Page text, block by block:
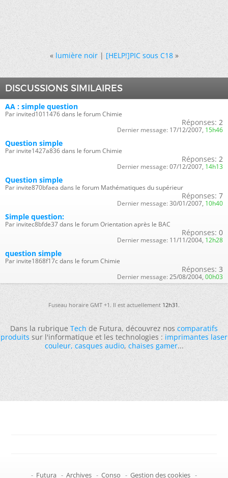
« lumière noir|[HELP!]PIC sous C18 »
DISCUSSIONS SIMILAIRES
AA : simple question
Par invited1011476 dans le forum Chimie
Réponses: 2
Dernier message: 17/12/2007, 15h46
Question simple
Par invite1427a836 dans le forum Chimie
Réponses: 2
Dernier message: 07/12/2007, 14h13
Question simple
Par invite870bfaea dans le forum Mathématiques du supérieur
Réponses: 7
Dernier message: 30/01/2007, 10h40
Simple question:
Par invitec8bfde37 dans le forum Orientation après le BAC
Réponses: 0
Dernier message: 11/11/2004, 12h28
question simple
Par invite1868f17c dans le forum Chimie
Réponses: 3
Dernier message: 25/08/2004, 00h03
Fuseau horaire GMT +1. Il est actuellement12h31.
Dans la rubriqueTechde Futura, découvrez noscomparatifs
produitssur l'informatique et les technologies :imprimantes laser
couleur,casques audio,chaises gamer...
- Futura - Archives - Conso - Gestion des cookies -